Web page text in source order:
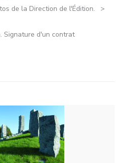
de la Direction de l'Édition.
Signature d'un contrat